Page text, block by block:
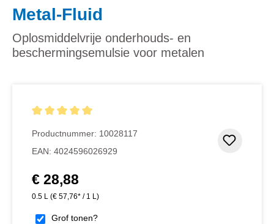
Metal-Fluid
Oplosmiddelvrije onderhouds- en
beschermingsemulsie voor metalen
Productnummer: 10028117
EAN: 4024596026929
Normale prijs:
€ 28,88
0.5 L (€ 57,76* / 1 L)
Grof tonen?